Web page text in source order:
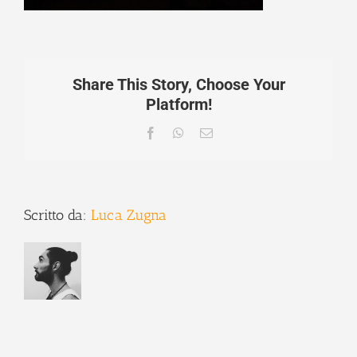
Share This Story, Choose Your
Platform!
FacebookWhatsApp
Email
Scritto da: Luca Zugna